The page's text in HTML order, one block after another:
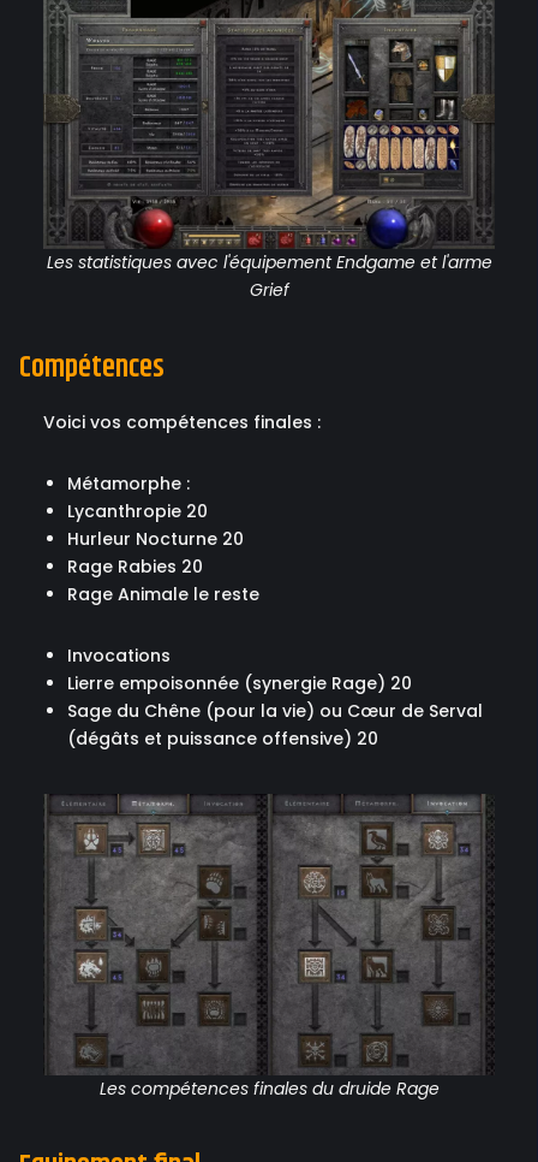
Les statistiques avec l'équipement Endgame et l'arme
Grief
Compétences
Voici vos compétences finales :
Métamorphe :
Lycanthropie 20
Hurleur Nocturne 20
Rage Rabies 20
Rage Animale le reste
Invocations
Lierre empoisonnée (synergie Rage) 20
Sage du Chêne (pour la vie) ou Cœur de Serval
(dégâts et puissance offensive) 20
Les compétences finales du druide Rage